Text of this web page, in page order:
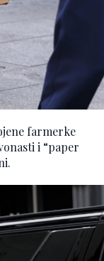
farmerke
i “paper